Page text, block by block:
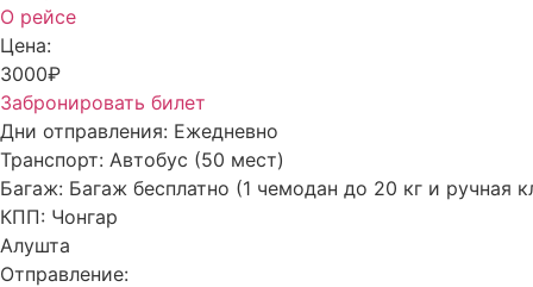
О рейсе
Цена:
3000₽
Забронировать билет
Дни отправления: Ежедневно
Транспорт: Автобус (50 мест)
Багаж: Багаж бесплатно (1 чемодан до 20 кг и ручная
КПП: Чонгар
Алушта
Отправление: